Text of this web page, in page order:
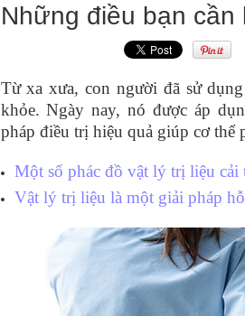
Những điều bạn cần
Từ xa xưa, con người đã sử
khỏe. Ngày nay, nó được áp
pháp điều trị hiệu quả giúp cơ
Một số phác đồ vật lý trị liệu cải
Vật lý trị liệu là một giải pháp